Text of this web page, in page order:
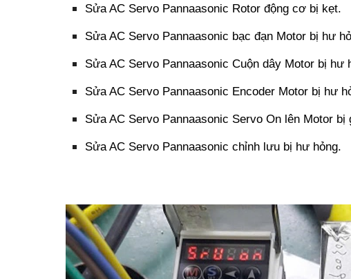
Sửa AC Servo Pannaasonic Rotor động cơ bị kẹt.
Sửa AC Servo Pannaasonic bạc đạn Motor bị hư
Sửa AC Servo Pannaasonic Cuộn dây Motor bị hư
Sửa AC Servo Pannaasonic Encoder Motor bị hư
Sửa AC Servo Pannaasonic Servo On lên Motor
Sửa AC Servo Pannaasonic chỉnh lưu bị hư hỏng.